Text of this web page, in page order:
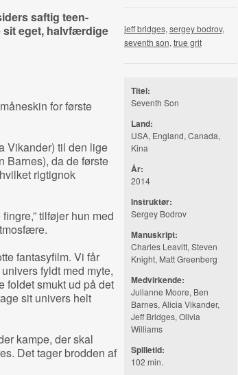
saftig teen-
sit eget, halvfærdige
for første
Vikander) til den lige
da de første
rigtignok
tilføjer hun med
fantasyfilm. Vi får
fyldt med myte,
foldet smukt ud på det
sit univers helt
kampe, der skal
Det tager brodden af
jeff bridges, sergey bodrov,
seventh son, true grit
Titel:
Seventh Son
Land:
USA, England, Canada,
Kina
År:
2014
Instruktør:
Sergey Bodrov
Manuskript:
Charles Leavitt, Steven
Knight, Matt Greenberg
Medvirkende:
Julianne Moore, Ben
Barnes, Alicia Vikander,
Jeff Bridges, Olivia
Williams
Spilletid:
102 min.